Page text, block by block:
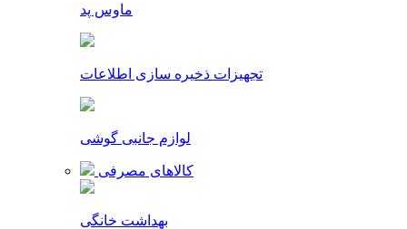
ماوس پد
تجهیزات ذخیره سازی اطلاعات
لوازم جانبی گوشی
کالاهای مصرفی
بهداشت خانگی